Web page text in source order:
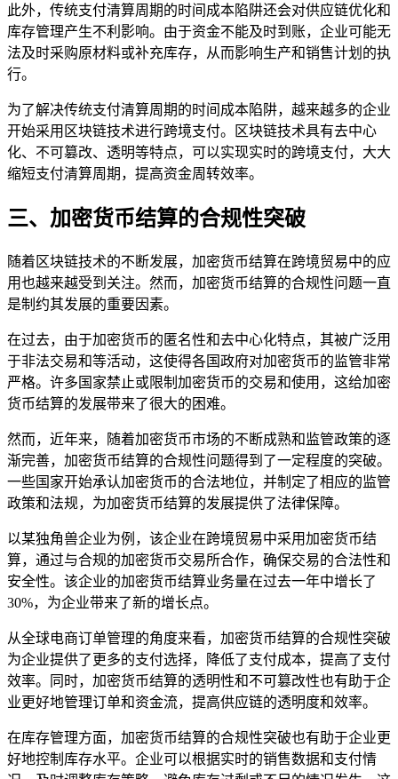
此外，传统支付清算周期的时间成本陷阱还会对供应链优化和
库存管理产生不利影响。由于资金不能及时到账，企业可能无
法及时采购原材料或补充库存，从而影响生产和销售计划的执
行。
为了解决传统支付清算周期的时间成本陷阱，越来越多的企业
开始采用区块链技术进行跨境支付。区块链技术具有去中心
化、不可篡改、透明等特点，可以实现实时的跨境支付，大大
缩短支付清算周期，提高资金周转效率。
三、加密货币结算的合规性突破
随着区块链技术的不断发展，加密货币结算在跨境贸易中的应
用也越来越受到关注。然而，加密货币结算的合规性问题一直
是制约其发展的重要因素。
在过去，由于加密货币的匿名性和去中心化特点，其被广泛用
于非法交易和等活动，这使得各国政府对加密货币的监管非常
严格。许多国家禁止或限制加密货币的交易和使用，这给加密
货币结算的发展带来了很大的困难。
然而，近年来，随着加密货币市场的不断成熟和监管政策的逐
渐完善，加密货币结算的合规性问题得到了一定程度的突破。
一些国家开始承认加密货币的合法地位，并制定了相应的监管
政策和法规，为加密货币结算的发展提供了法律保障。
以某独角兽企业为例，该企业在跨境贸易中采用加密货币结
算，通过与合规的加密货币交易所合作，确保交易的合法性和
安全性。该企业的加密货币结算业务量在过去一年中增长了
30%，为企业带来了新的增长点。
从全球电商订单管理的角度来看，加密货币结算的合规性突破
为企业提供了更多的支付选择，降低了支付成本，提高了支付
效率。同时，加密货币结算的透明性和不可篡改性也有助于企
业更好地管理订单和资金流，提高供应链的透明度和效率。
在库存管理方面，加密货币结算的合规性突破也有助于企业更
好地控制库存水平。企业可以根据实时的销售数据和支付情